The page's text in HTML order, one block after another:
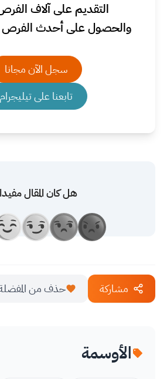
التقديم على آلاف الفرص
والحصول على أحدث الفرص
سجل الآن مجانا
تابعنا على تيليجرام
هل كان المقال
مشاركة حذف من
الأوسمة